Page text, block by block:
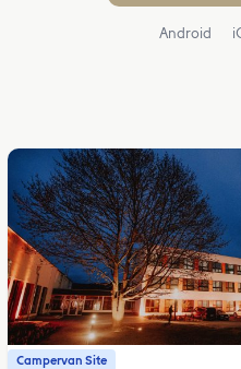
Android
Campervan Site